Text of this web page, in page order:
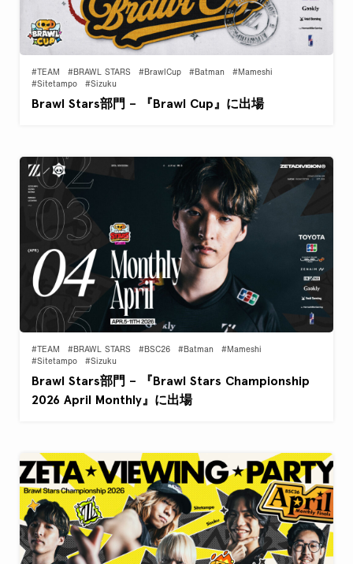
#TEAM #BRAWL STARS #BrawlCup #Batman
#Mameshi
#Sitetampo
#Sizuku
Brawl Stars部門 – 『Brawl Cup』に出場
#TEAM #BRAWL STARS #BSC26 #Batman
#Mameshi
#Sitetampo
#Sizuku
Brawl Stars部門 – 『Brawl Stars Championship
2026 April Monthly』に出場